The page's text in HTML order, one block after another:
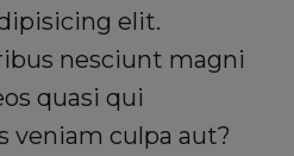
elit.
nesciunt magni
quasi qui
veniam culpa aut?